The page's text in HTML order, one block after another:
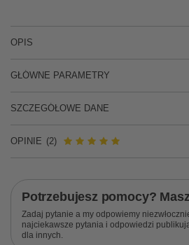
OPIS
GŁÓWNE PARAMETRY
SZCZEGÓŁOWE DANE
OPINIE (2)
Potrzebujesz pomocy?
Zadaj pytanie a my odpowiemy
najciekawsze pytania i odpowiedzi
dla innych.